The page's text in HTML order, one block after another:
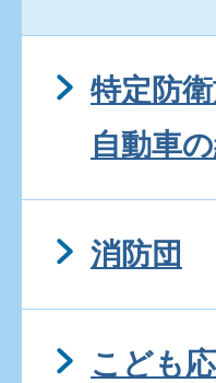
特定防
自動車
消防団
こども